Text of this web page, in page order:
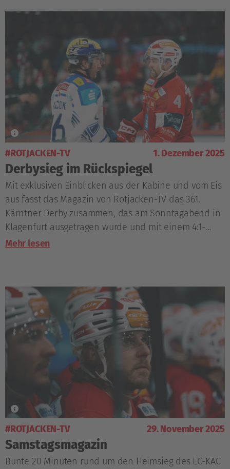
#ROTJACKEN-TV 1. Dezember 2025
Derbysieg im Rückspiegel
Mit exklusiven Einblicken aus der Kabine und vom Eis
aus fasst das Magazin von Rotjacken-TV das 361.
Kärntner Derby zusammen, das am Sonntagabend in
Klagenfurt ausgetragen wurde und mit einem 4:1-
Erfolg des EC-KAC endete.
Mehr lesen
#ROTJACKEN-TV 29. November 2025
Samstagsmagazin
Bunte 20 Minuten rund um den Heimsieg des EC-KAC